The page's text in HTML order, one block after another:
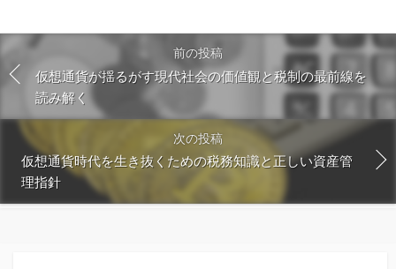
前の投稿
仮想通貨が揺るがす現代社会の価値観と税制の最前線を
読み解く
次の投稿
仮想通貨時代を生き抜くための税務知識と正しい資産管
理指針